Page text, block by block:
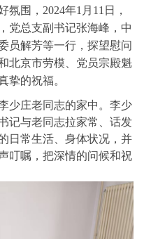
围，2024年1月11日，
党总支副书记张海峰，中
员解芳等一行，探望慰问
北京市劳模、党员宗殿魁
挚的祝福。
少庄老同志的家中。李少
记与老同志拉家常、话发
日常生活、身体状况，并
叮嘱，把深情的问候和祝